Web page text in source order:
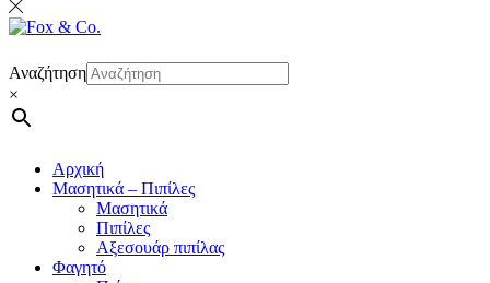
Αναζήτηση
×
Αρχική
Μασητικά – Πιπίλες
Μασητικά
Πιπίλες
Αξεσουάρ πιπίλας
Φαγητό